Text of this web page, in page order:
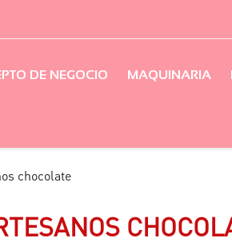
DE NEGOCIO MAQUINARIA
chocolate